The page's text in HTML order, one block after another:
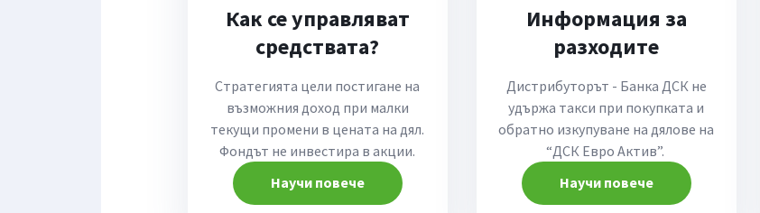
Как се управляват
средствата?
Стратегията цели постигане на
възможния доход при малки
текущи промени в цената на дял.
Фондът не инвестира в акции.
Научи повече
Информация за
разходите
Дистрибуторът - Банка ДСК не
удържа такси при покупката и
обратно изкупуване на дялове на
“ДСК Евро Актив”.
Научи повече